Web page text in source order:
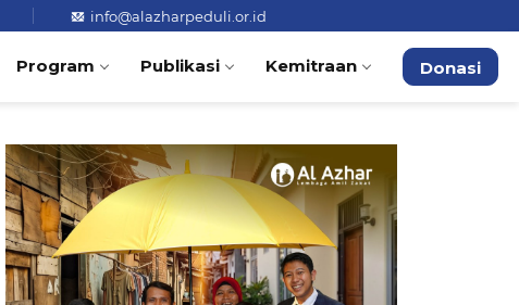
info@alazharpeduli.or.id
Program Publikasi Kemitraan Donasi